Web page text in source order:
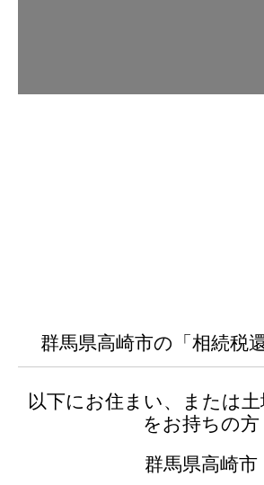
群馬県高崎市の「相続税
以下にお住まい、または
をお持ちの方
群馬県高崎市